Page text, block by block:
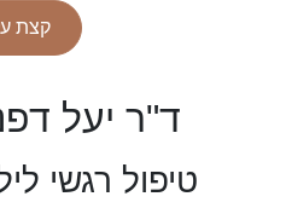
ד"ר יעל
טיפול רגשי
קצת